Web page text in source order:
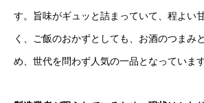
す。旨味がギュッと詰まっていて、程よい
く、ご飯のおかずとしても、お酒のつまみ
め、世代を問わず人気の一品となっています